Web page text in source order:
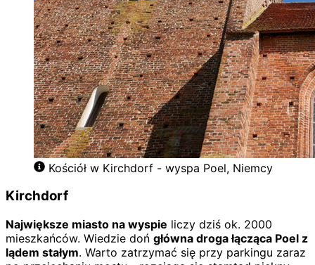
Kościół w Kirchdorf - wyspa Poel, Niemcy
Kirchdorf
Największe miasto na wyspie liczy dziś ok. 2000
mieszkańców. Wiedzie doń główna droga łącząca Poel z
lądem stałym. Warto zatrzymać się przy parkingu zaraz